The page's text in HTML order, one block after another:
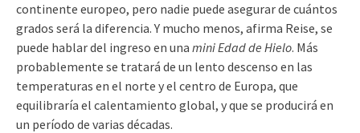
continente europeo, pero nadie puede asegurar de cuántos
grados será la diferencia. Y mucho menos, afirma Reise, se
puede hablar del ingreso en una mini Edad de Hielo. Más
probablemente se tratará de un lento descenso en las
temperaturas en el norte y el centro de Europa, que
equilibraría el calentamiento global, y que se producirá en
un período de varias décadas.